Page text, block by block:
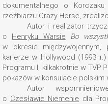
dokumentalnego o
rzeźbiarzu Crazy Horse,
Autor i realizator
o Henryku Warsie Bo
w okresie
karierze w Hollywood (1993
Programu I, kilkakrotnie w TVP
pokazów w konsulacie polskim
Autor
o Czesławie Niemenie dla